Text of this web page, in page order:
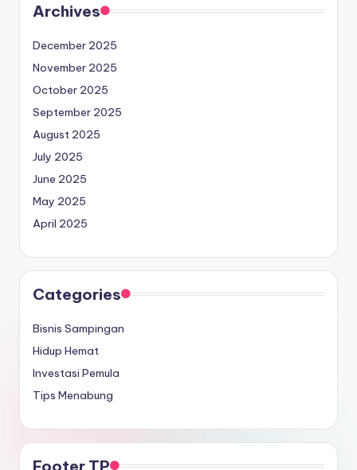
Archives
December 2025
November 2025
October 2025
September 2025
August 2025
July 2025
June 2025
May 2025
April 2025
Categories
Bisnis Sampingan
Hidup Hemat
Investasi Pemula
Tips Menabung
Footer TP